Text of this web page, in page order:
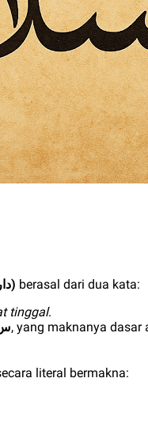
) berasal dari dua kata:
tinggal.
, yang maknanya dasar
literal bermakna: